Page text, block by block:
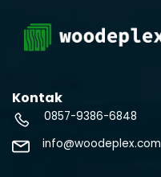
Kontak
0857-9386-6848
info@woodeplex.com